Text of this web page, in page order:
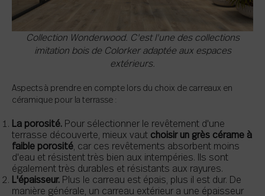
Collection Wonderwood. C'est l'une des collections
imitation bois de Colorker adaptée aux espaces
extérieurs.
Aspects à prendre en compte lors du choix de carreaux en
céramique pour la terrasse :
La porosité. Pour sélectionner le revêtement d'une
terrasse découverte, mieux vaut choisir un grès cérame à
faible porosité , car ces revêtements absorbent moins
d'eau et résistent très bien aux intempéries. Ils sont
également très durables et résistants aux rayures.
L'épaisseur. Plus le carreau est épais, plus il est dur. De
manière générale, un carreau extérieur a une épaisseur